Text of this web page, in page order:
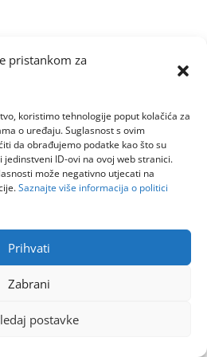
pristankom za
koristimo tehnologije poput kolačića za
o uređaju. Suglasnost s ovim
da obrađujemo podatke kao što su
ID-ovi na ovoj web stranici.
može negativno utjecati na
Saznajte više informacija o politici
Prihvati
Zabrani
postavke